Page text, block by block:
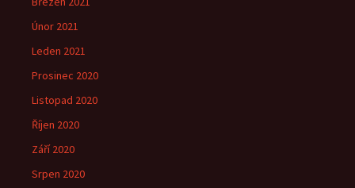
Únor 2021
Leden 2021
Prosinec 2020
Listopad 2020
Říjen 2020
Září 2020
Srpen 2020